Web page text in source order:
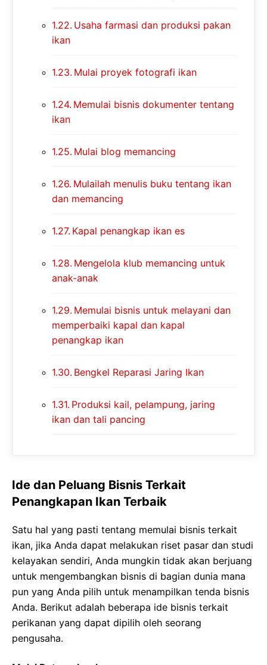
Usaha farmasi dan produksi pakan
ikan
Mulai proyek fotografi ikan
Memulai bisnis dokumenter tentang
ikan
Mulai blog memancing
Mulailah menulis buku tentang ikan
dan memancing
Kapal penangkap ikan es
Mengelola klub memancing untuk
anak-anak
Memulai bisnis untuk melayani dan
memperbaiki kapal dan kapal
penangkap ikan
Bengkel Reparasi Jaring Ikan
Produksi kail, pelampung, jaring
ikan dan tali pancing
Ide dan Peluang Bisnis Terkait
Penangkapan Ikan Terbaik
Satu hal yang pasti tentang memulai bisnis terkait
ikan, jika Anda dapat melakukan riset pasar dan studi
kelayakan sendiri, Anda mungkin tidak akan berjuang
untuk mengembangkan bisnis di bagian dunia mana
pun yang Anda pilih untuk menampilkan tenda bisnis
Anda. Berikut adalah beberapa ide bisnis terkait
perikanan yang dapat dipilih oleh seorang
pengusaha.